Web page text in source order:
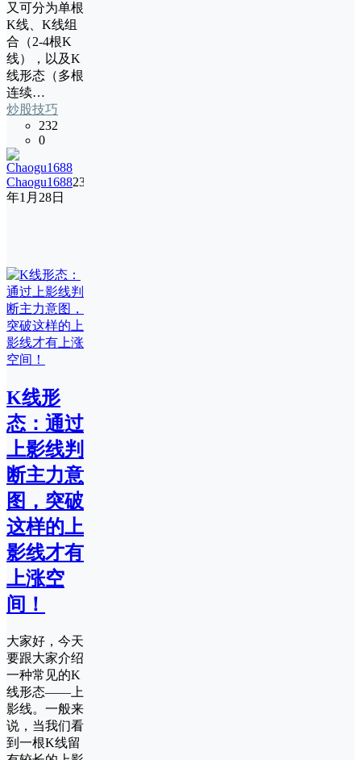
又可分为单根
K线、K线组
合（2-4根K
线），以及K
线形态（多根
连续…
炒股技巧
232
0
Chaogu168823
年1月28日
K线形
态：通过
上影线判
断主力意
图，突破
这样的上
影线才有
上涨空
间！
大家好，今天
要跟大家介绍
一种常见的K
线形态——上
影线。一般来
说，当我们看
到一根K线留